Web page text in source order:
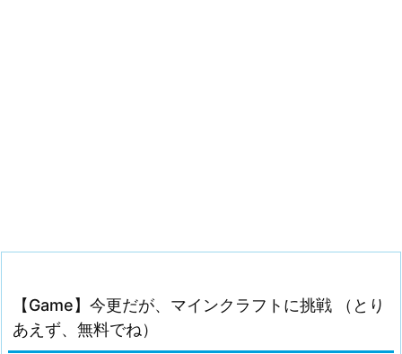
【Game】今更だが、マインクラフトに挑戦 （とり
あえず、無料でね）